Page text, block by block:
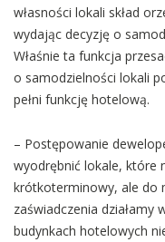
własności lokali skład
wydając decyzję o
Właśnie ta funkcja
o samodzielności lokali
pełni funkcję hotelową.
– Postępowanie
wyodrębnić lokale, które
krótkoterminowy, ale do
zaświadczenia działamy
budynkach hotelowych